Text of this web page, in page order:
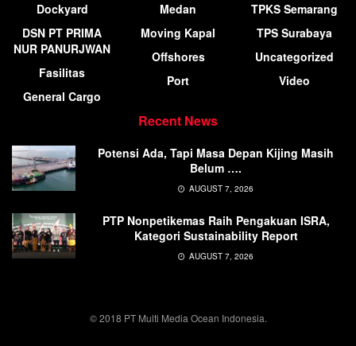
Dockyard
DSN PT PRIMA
NUR PANURJWAN
Fasilitas
General Cargo
Medan
Moving Kapal
Offshores
Port
TPKS Semarang
TPS Surabaya
Uncategorized
Video
Recent News
Potensi Ada, Tapi Masa Depan Kijing Masih
Belum ….
AUGUST 7, 2026
PTP Nonpetikemas Raih Pengakuan ISRA,
Kategori Sustainability Report
AUGUST 7, 2026
© 2018 PT Multi Media Ocean Indonesia.